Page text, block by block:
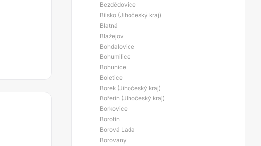
Bezdědovice
Bílsko (Jihočeský kraj)
Blatná
Blažejov
Bohdalovice
Bohumilice
Bohunice
Boletice
Borek (Jihočeský kraj)
Bořetín (Jihočeský kraj)
Borkovice
Borotín
Borová Lada
Borovany